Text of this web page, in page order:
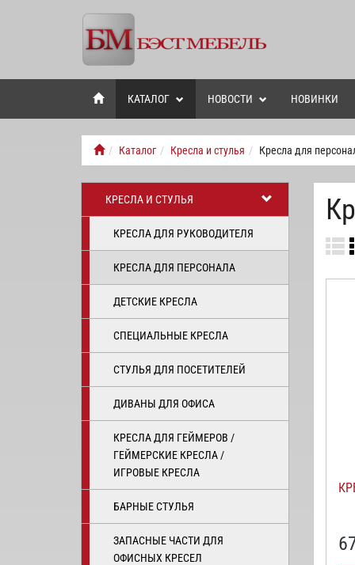
КАТАЛОГ НОВОСТИ НОВИНКИ
Каталог Кресла и стулья Кресла для
КРЕСЛА И СТУЛЬЯ
КРЕСЛА ДЛЯ РУКОВОДИТЕЛЯ
КРЕСЛА ДЛЯ ПЕРСОНАЛА
ДЕТСКИЕ КРЕСЛА
СПЕЦИАЛЬНЫЕ КРЕСЛА
СТУЛЬЯ ДЛЯ ПОСЕТИТЕЛЕЙ
ДИВАНЫ ДЛЯ ОФИСА
КРЕСЛА ДЛЯ ГЕЙМЕРОВ /
ГЕЙМЕРСКИЕ КРЕСЛА /
ИГРОВЫЕ КРЕСЛА
БАРНЫЕ СТУЛЬЯ
ЗАПАСНЫЕ ЧАСТИ ДЛЯ
ОФИСНЫХ КРЕСЕЛ